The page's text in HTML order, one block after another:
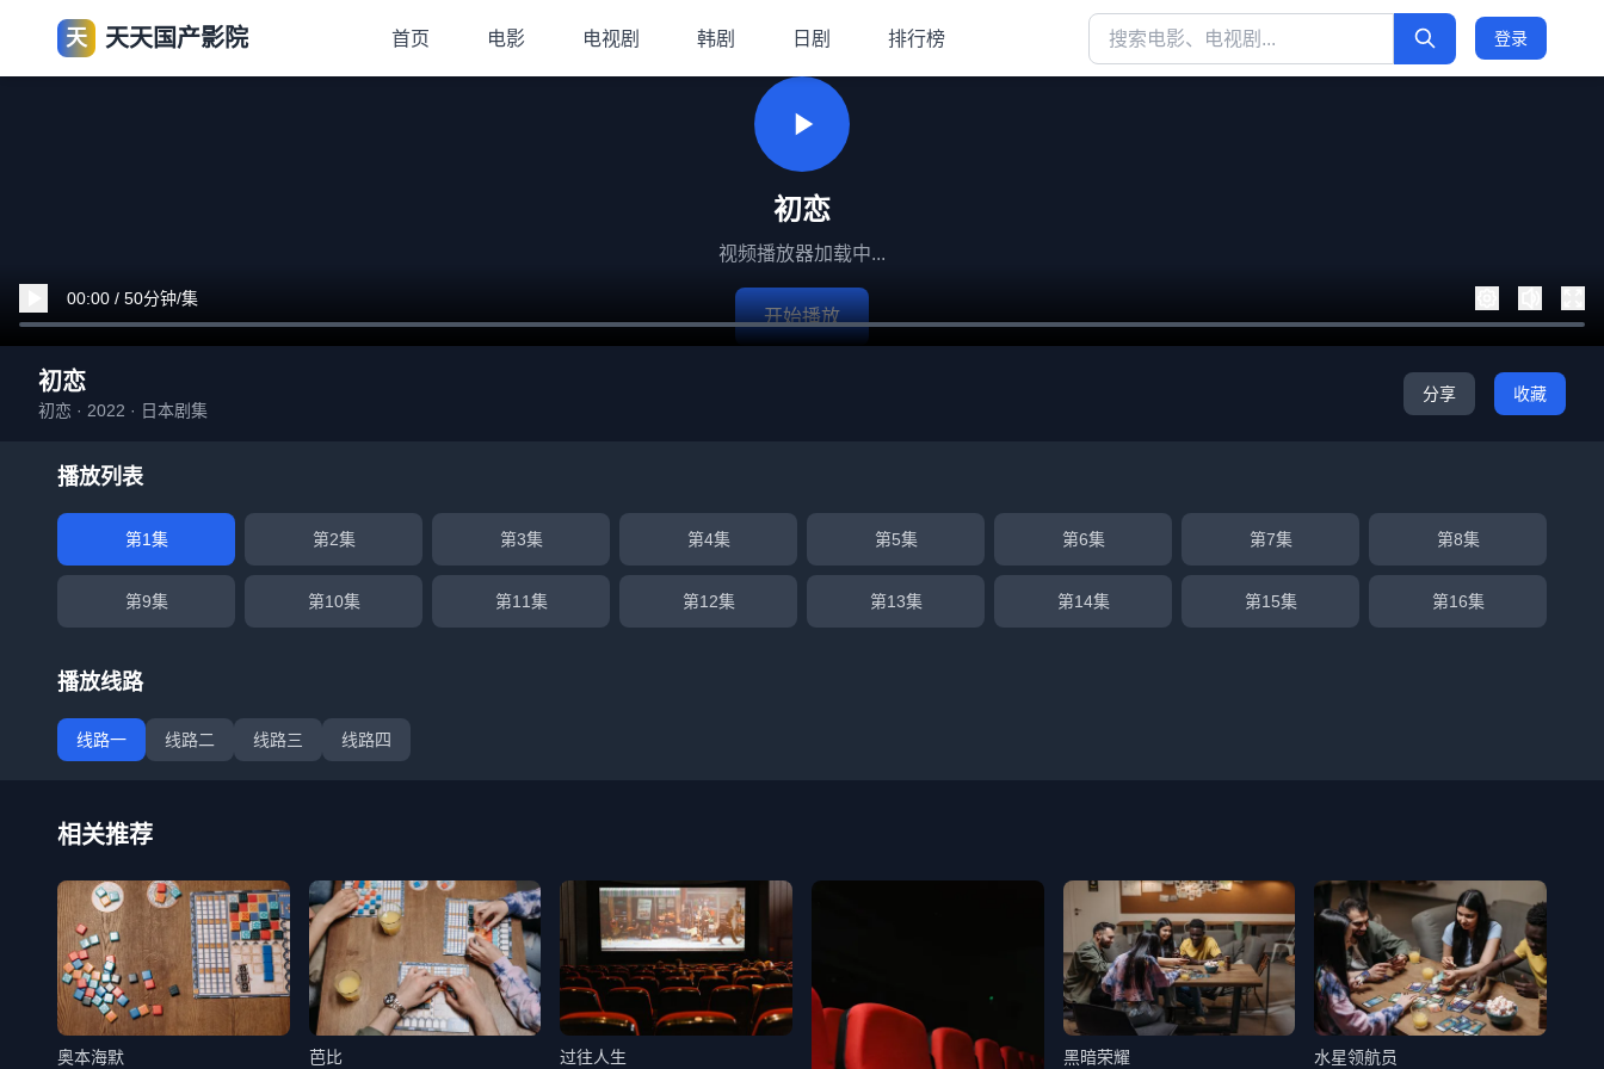
天 天天国产影院 首页 电影 电视剧 韩剧 日剧 排行榜 登录
初恋
视频播放器加载中...
开始播放
00:00 / 50分钟/集
初恋
初恋 · 2022 · 日本剧集
分享 收藏
播放列表
第1集 第2集 第3集 第4集 第5集 第6集 第7集 第8集
第9集 第10集 第11集 第12集 第13集 第14集 第15集 第16集
播放线路
线路一 线路二 线路三 线路四
相关推荐
奥本海默 芭比 过往人生 黑暗荣耀 水星领航员